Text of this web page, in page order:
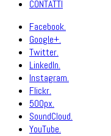
CONTATTI
Facebook.
Google+.
Twitter.
LinkedIn.
Instagram.
Flickr.
500px.
SoundCloud.
YouTube.